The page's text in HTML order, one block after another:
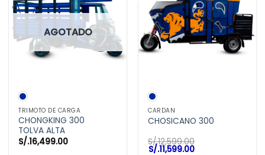
AGOTADO
TRIMOTO DE CARGA
CHONGKING 300
TOLVA ALTA
S/.16,499.00
CARDAN
CHOSICANO 300
S/.12,599.00
El
S/.11,599.00El